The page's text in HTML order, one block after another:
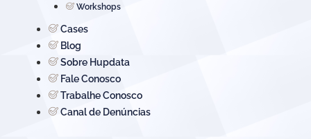
Workshops
Cases
Blog
Sobre Hupdata
Fale Conosco
Trabalhe Conosco
Canal de Denúncias